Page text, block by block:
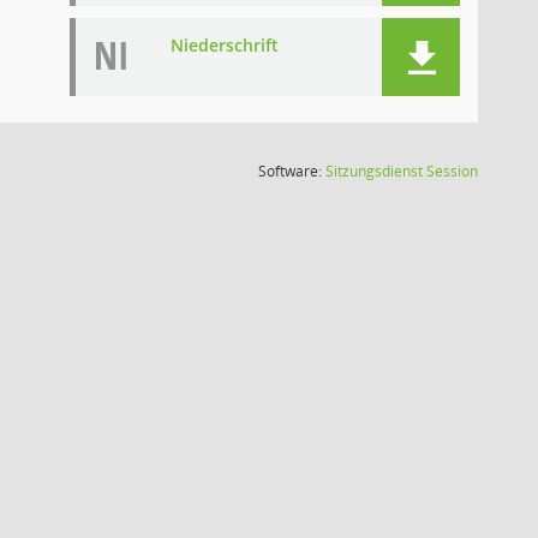
NI Niederschrift
Software:SitzungsdienstSession(Wird in